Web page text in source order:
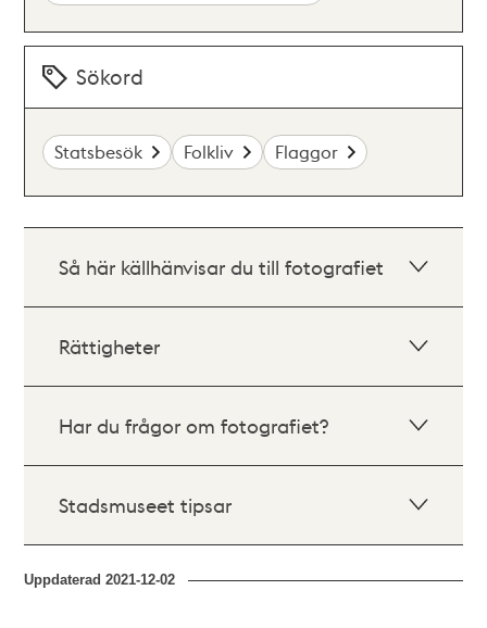
Sökord
Statsbesök Folkliv Flaggor
Så här källhänvisar du till fotografiet
Rättigheter
Har du frågor om fotografiet?
Stadsmuseet tipsar
Uppdaterad2021-12-02